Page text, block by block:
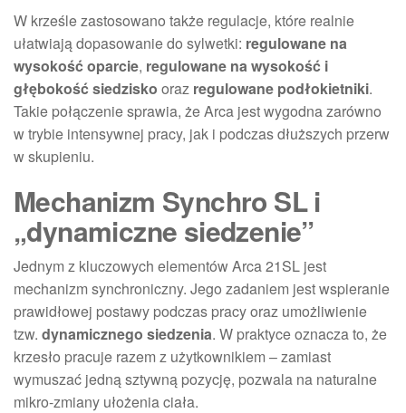
W krześle zastosowano także regulacje, które realnie
ułatwiają dopasowanie do sylwetki: regulowane na
wysokość oparcie, regulowane na wysokość i
głębokość siedzisko oraz regulowane podłokietniki.
Takie połączenie sprawia, że Arca jest wygodna zarówno
w trybie intensywnej pracy, jak i podczas dłuższych przerw
w skupieniu.
Mechanizm Synchro SL i
„dynamiczne siedzenie”
Jednym z kluczowych elementów Arca 21SL jest
mechanizm synchroniczny. Jego zadaniem jest wspieranie
prawidłowej postawy podczas pracy oraz umożliwienie
tzw. dynamicznego siedzenia. W praktyce oznacza to, że
krzesło pracuje razem z użytkownikiem – zamiast
wymuszać jedną sztywną pozycję, pozwala na naturalne
mikro-zmiany ułożenia ciała.